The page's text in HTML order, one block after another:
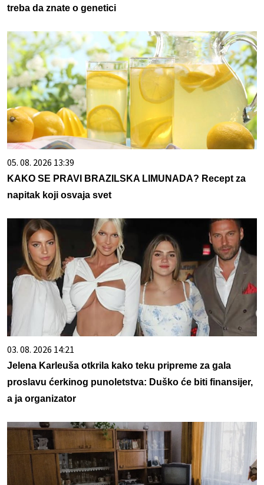
treba da znate o genetici
05. 08. 2026 13:39
KAKO SE PRAVI BRAZILSKA LIMUNADA? Recept za
napitak koji osvaja svet
03. 08. 2026 14:21
Jelena Karleuša otkrila kako teku pripreme za gala
proslavu ćerkinog punoletstva: Duško će biti finansijer,
a ja organizator